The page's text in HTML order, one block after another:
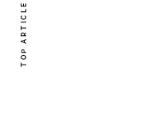
TOP ARTICLE